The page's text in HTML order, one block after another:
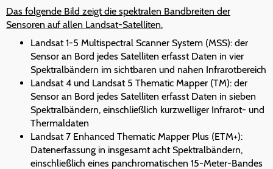
Das folgende Bild zeigt die spektralen Bandbreiten der
Sensoren auf allen Landsat-Satelliten.
Landsat 1-5 Multispectral Scanner System (MSS): der
Sensor an Bord jedes Satelliten erfasst Daten in vier
Spektralbändern im sichtbaren und nahen Infrarotbereich
Landsat 4 und Landsat 5 Thematic Mapper (TM): der
Sensor an Bord jedes Satelliten erfasst Daten in sieben
Spektralbändern, einschließlich kurzwelliger Infrarot- und
Thermaldaten
Landsat 7 Enhanced Thematic Mapper Plus (ETM+):
Datenerfassung in insgesamt acht Spektralbändern,
einschließlich eines panchromatischen 15-Meter-Bandes